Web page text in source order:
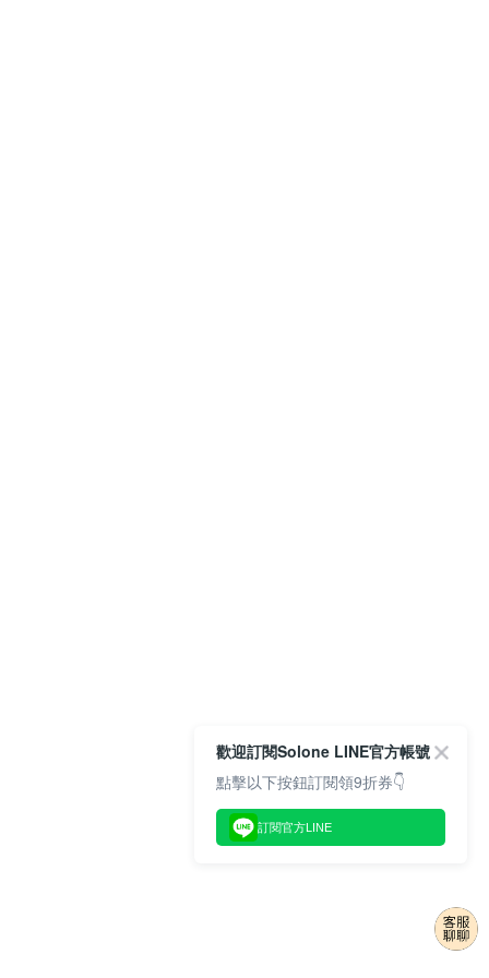
歡迎訂閱Solone LINE官方帳號
點擊以下按鈕訂閱領9折券👇
訂閱官方LINE